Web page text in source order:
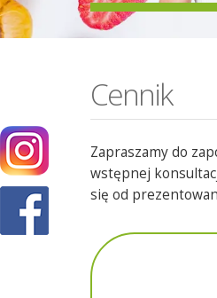
Cennik
Zapraszamy do
wstępnej
się od